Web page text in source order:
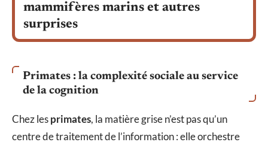
mammifères marins et autres
surprises
Primates : la complexité sociale au service
de la cognition
Chez lesprimates, la matière grise n’est pas qu’un
centre de traitement de l’information : elle orchestre